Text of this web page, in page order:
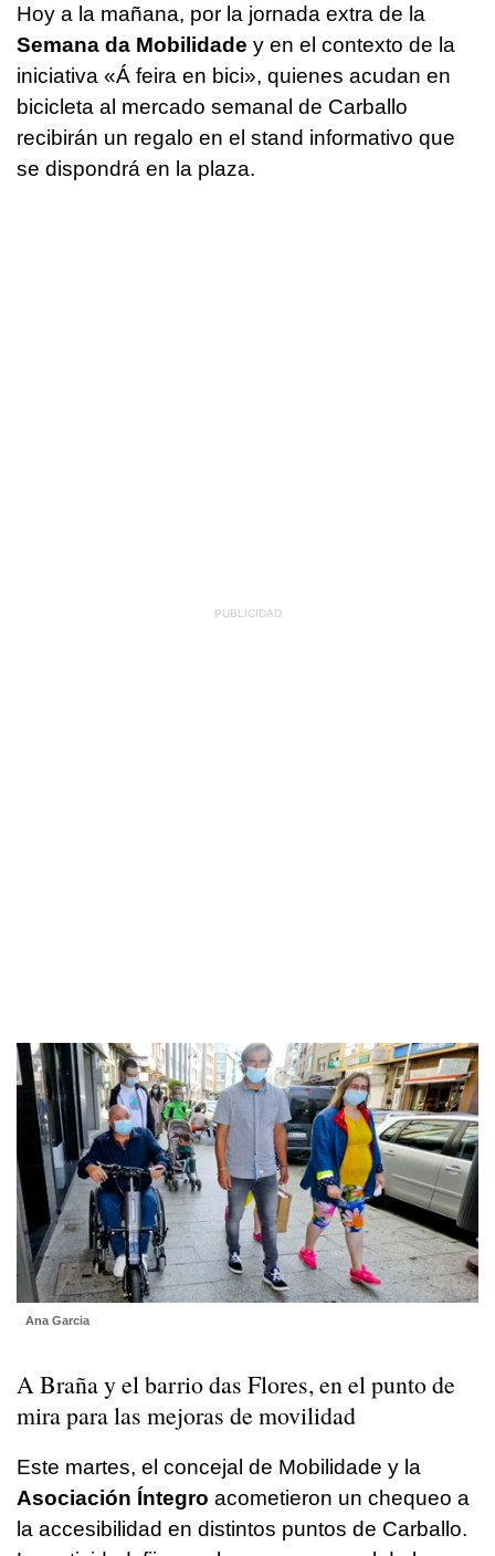
Hoy a la mañana, por la jornada extra de la
Semana da Mobilidade y en el contexto de la
iniciativa «Á feira en bici», quienes acudan en
bicicleta al mercado semanal de Carballo
recibirán un regalo en el stand informativo que
se dispondrá en la plaza.
Ana Garcia
A Braña y el barrio das Flores, en el punto de
mira para las mejoras de movilidad
Este martes, el concejal de Mobilidade y la
Asociación Íntegro acometieron un chequeo a
la accesibilidad en distintos puntos de Carballo.